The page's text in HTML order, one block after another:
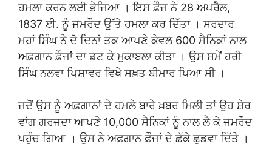
ਹਮਲਾ ਕਰਨ ਲਈ ਭੇਜਿਆ । ਇਸ ਫ਼ੌਜ ਨੇ 28 ਅਪਰੈਲ,
1837 ਈ. ਨੂੰ ਜਮਰੌਦ ਉੱਤੇ ਹਮਲਾ ਕਰ ਦਿੱਤਾ । ਸਰਦਾਰ
ਮਹਾਂ ਸਿੰਘ ਨੇ ਦੋ ਦਿਨਾਂ ਤਕ ਆਪਣੇ ਕੇਵਲ 600 ਸੈਨਿਕਾਂ ਨਾਲ
ਅਫ਼ਗਾਨ ਫ਼ੌਜਾਂ ਦਾ ਡਟ ਕੇ ਮੁਕਾਬਲਾ ਕੀਤਾ । ਉਸ ਸਮੇਂ ਹਰੀ
ਸਿੰਘ ਨਲਵਾ ਪਿਸ਼ਾਵਰ ਵਿਖੇ ਸਖ਼ਤ ਬੀਮਾਰ ਪਿਆ ਸੀ ।
ਜਦੋਂ ਉਸ ਨੂੰ ਅਫ਼ਗਾਨਾਂ ਦੇ ਹਮਲੇ ਬਾਰੇ ਖ਼ਬਰ ਮਿਲੀ ਤਾਂ ਉਹ ਸ਼ੇਰ
ਵਾਂਗ ਗਰਜਦਾ ਆਪਣੇ 10,000 ਸੈਨਿਕਾਂ ਨੂੰ ਨਾਲ ਲੈ ਕੇ ਜਮਰੌਦ
ਪਹੁੰਚ ਗਿਆ । ਉਸ ਨੇ ਅਫ਼ਗਾਨ ਫ਼ੌਜਾਂ ਦੇ ਛੱਕੇ ਛੁਡਵਾ ਦਿੱਤੇ ।